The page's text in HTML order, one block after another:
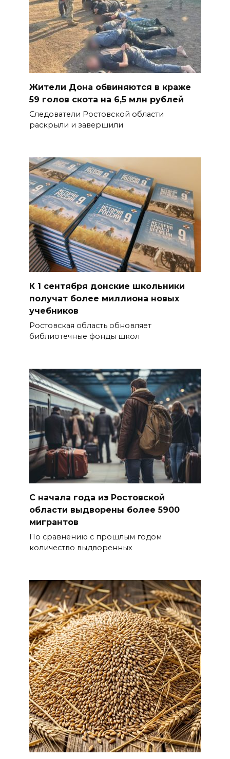
Жители Дона обвиняются в краже
59 голов скота на 6,5 млн рублей
Следователи Ростовской области
раскрыли и завершили
К 1 сентября донские школьники
получат более миллиона новых
учебников
Ростовская область обновляет
библиотечные фонды школ
С начала года из Ростовской
области выдворены более 5900
мигрантов
По сравнению с прошлым годом
количество выдворенных